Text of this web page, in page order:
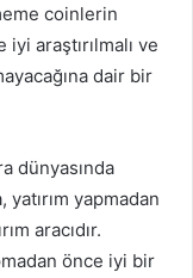
coinlerin
araştırılmalı ve
dair bir
dünyasında
yapmadan
aracıdır.
önce iyi bir